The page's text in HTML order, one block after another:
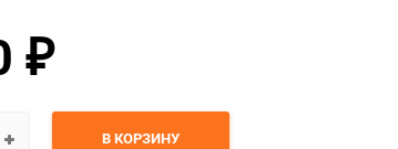
₽
В КОРЗИНУ